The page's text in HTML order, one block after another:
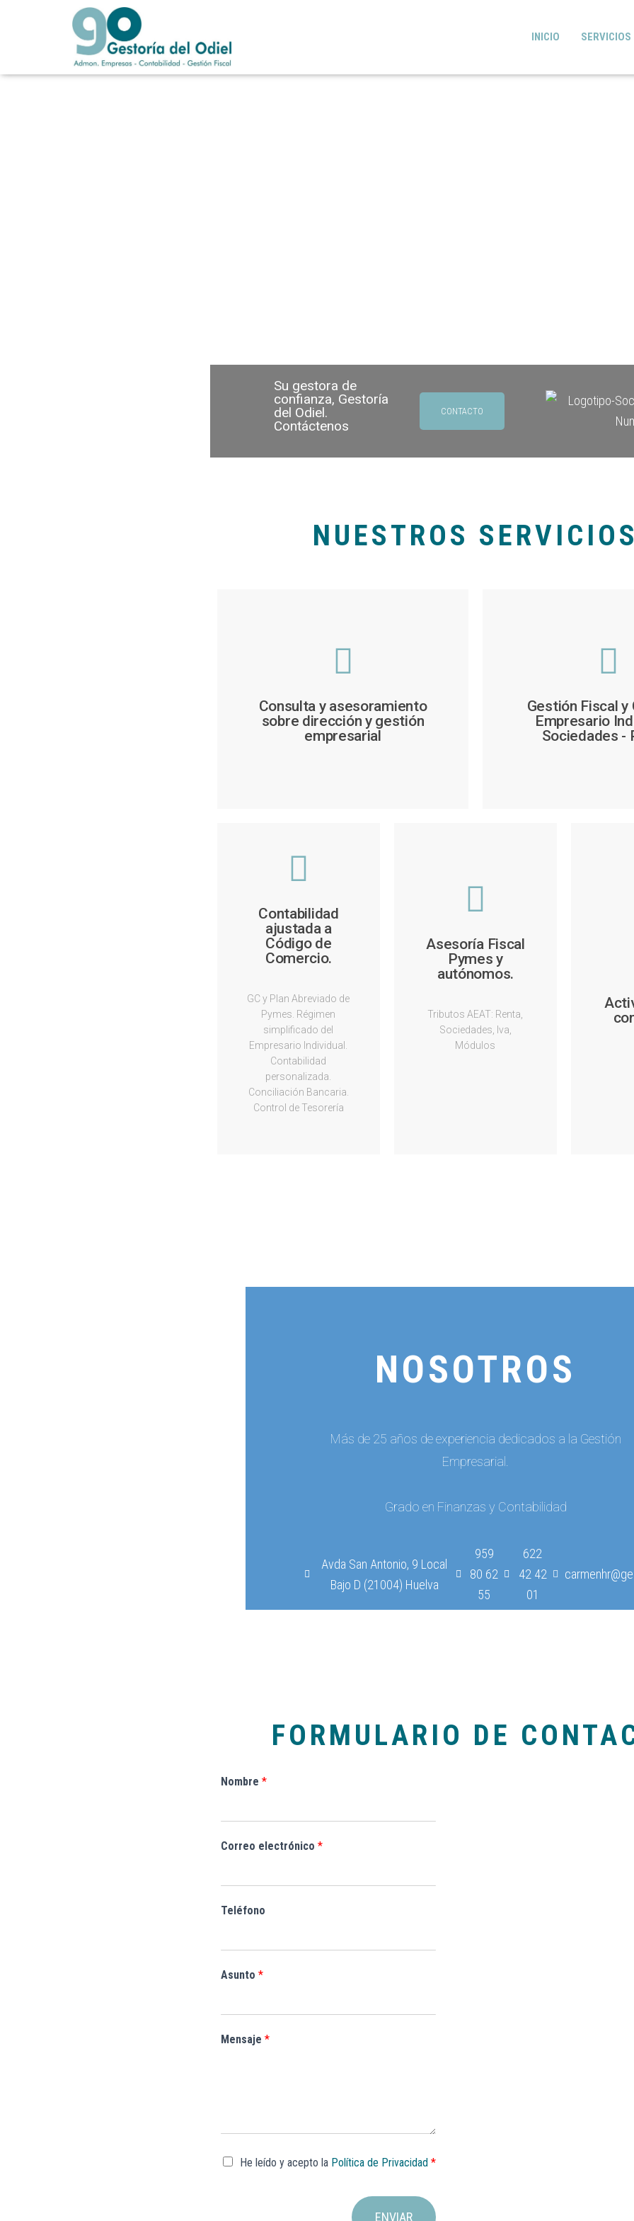
INICIO SERVICIOS
Su gestora de
confianza, Gestoría
del Odiel.
Contáctenos
CONTACTO
NUESTROS
Consulta y asesoramiento
sobre dirección y gestión
empresarial
Gestión Fiscal y
Empresario
Sociedades -
Contabilidad
ajustada a
Código de
Comercio.
GC y Plan Abreviado de
Pymes. Régimen
simplificado del
Empresario Individual.
Contabilidad
personalizada.
Conciliación Bancaria.
Control de Tesorería
Asesoría Fiscal
Pymes y
autónomos.
Tributos AEAT: Renta,
Sociedades, Iva,
Módulos
NOSOTROS
Más de 25 años de experiencia dedicados a la Gestión
Empresarial.
Grado en Finanzas y Contabilidad
Avda San Antonio, 9 Local
Bajo D (21004) Huelva
959
80 62
55
622
42 42
01
FORMULARIO DE
Nombre *
Correo electrónico *
Teléfono
Asunto *
Mensaje *
A
He leído y acepto la Política de Privacidad *
ENVIAR